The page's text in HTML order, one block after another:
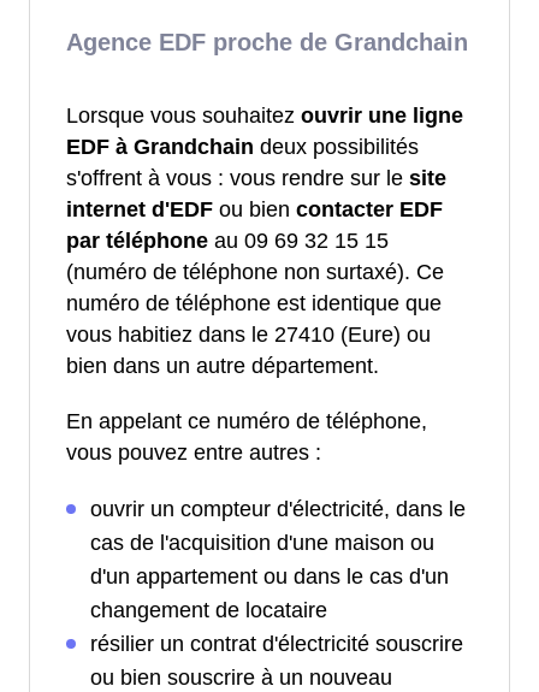
Agence EDF proche de Grandchain
Lorsque vous souhaitez ouvrir une ligne
EDF à Grandchain deux possibilités
s'offrent à vous : vous rendre sur le site
internet d'EDF ou bien contacter EDF
par téléphone au 09 69 32 15 15
(numéro de téléphone non surtaxé). Ce
numéro de téléphone est identique que
vous habitiez dans le 27410 (Eure) ou
bien dans un autre département.
En appelant ce numéro de téléphone,
vous pouvez entre autres :
ouvrir un compteur d'électricité, dans le
cas de l'acquisition d'une maison ou
d'un appartement ou dans le cas d'un
changement de locataire
résilier un contrat d'électricité souscrire
ou bien souscrire à un nouveau